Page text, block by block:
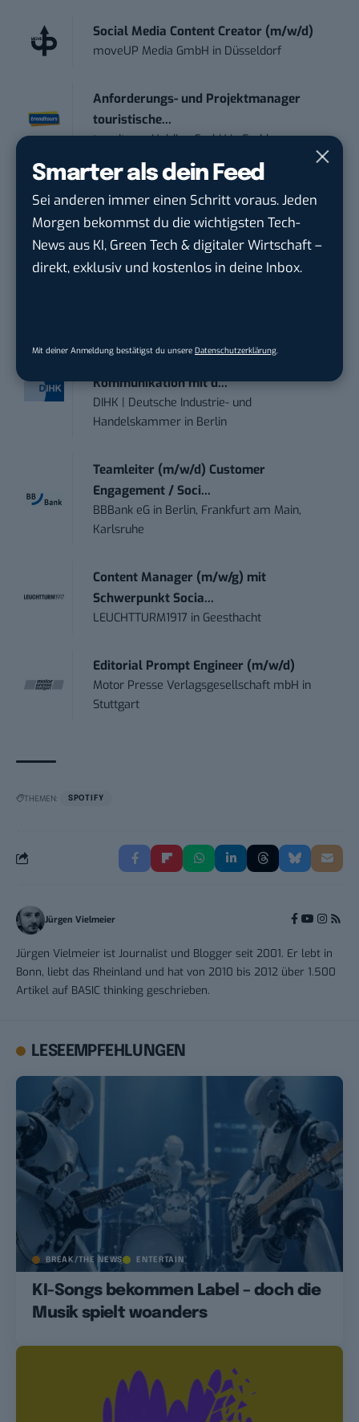
Smarter als dein Feed
Sei anderen immer einen Schritt voraus. Jeden
Morgen bekommst du die wichtigsten Tech-
News aus KI, Green Tech & digitaler Wirtschaft –
direkt, exklusiv und kostenlos in deine Inbox.
Mit deiner Anmeldung bestätigst du unsere Datenschutzerklärung
Social Media Content Creator (m/w/d)
moveUP Media GmbH in Düsseldorf
Anforderungs- und Projektmanager
touristische...
trendtours Holding GmbHinEschborn
Engagement / Soc...
BBBank eG inBerlin, Frankfurt am Main,
Karlsruhe
Kommunikation mit d...
DIHK | Deutsche Industrie- und
Handelskammer in Berlin
Teamleiter (m/w/d) Customer
Engagement / Soci...
BBBank eG in Berlin, Frankfurt am Main,
Karlsruhe
Content Manager (m/w/g) mit
Schwerpunkt Socia...
LEUCHTTURM1917 in Geesthacht
Editorial Prompt Engineer (m/w/d)
Motor Presse Verlagsgesellschaft mbH in
Stuttgart
THEMEN: SPOTIFY
Jürgen Vielmeier
Jürgen Vielmeier ist Journalist und Blogger seit 2001. Er lebt in
Bonn, liebt das Rheinland und hat von 2010 bis 2012 über 1.500
Artikel auf BASIC thinking geschrieben.
LESEEMPFEHLUNGEN
BREAK/THE NEWS ENTERTAIN
KI-Songs bekommen Label – doch die
Musik spielt woanders